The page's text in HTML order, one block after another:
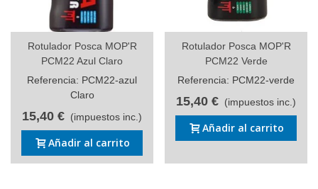
Rotulador Posca MOP'R
PCM22 Azul Claro
Referencia: PCM22-azul
Claro
15,40 € (impuestos inc.)
Añadir al carrito
Rotulador Posca MOP'R
PCM22 Verde
Referencia: PCM22-verde
15,40 € (impuestos inc.)
Añadir al carrito